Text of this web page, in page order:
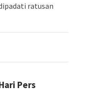
ratusan
Pers